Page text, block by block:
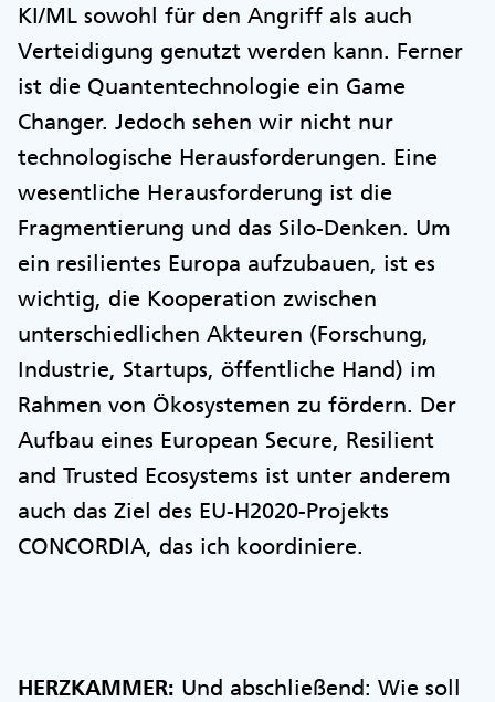
KI/ML sowohl für den Angriff als auch
Verteidigung genutzt werden kann. Ferner
ist die Quantentechnologie ein Game
Changer. Jedoch sehen wir nicht nur
technologische Herausforderungen. Eine
wesentliche Herausforderung ist die
Fragmentierung und das Silo-Denken. Um
ein resilientes Europa aufzubauen, ist es
wichtig, die Kooperation zwischen
unterschiedlichen Akteuren (Forschung,
Industrie, Startups, öffentliche Hand) im
Rahmen von Ökosystemen zu fördern. Der
Aufbau eines European Secure, Resilient
and Trusted Ecosystems ist unter anderem
auch das Ziel des EU-H2020-Projekts
CONCORDIA, das ich koordiniere.
HERZKAMMER: Und abschließend: Wie soll